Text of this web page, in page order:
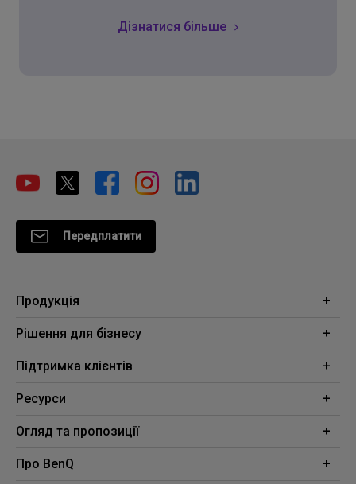
Дізнатися більше
Передплатити
Продукція
Проектори
Освітлення
Рішення для бізнесу
Освіта
Підтримка клієнтів
Контакти
Де купить
Ресурси
Проекторний калькулятор
Огляд та пропозиції
Амбасадори BenQ для професійних моніторів
Про BenQ